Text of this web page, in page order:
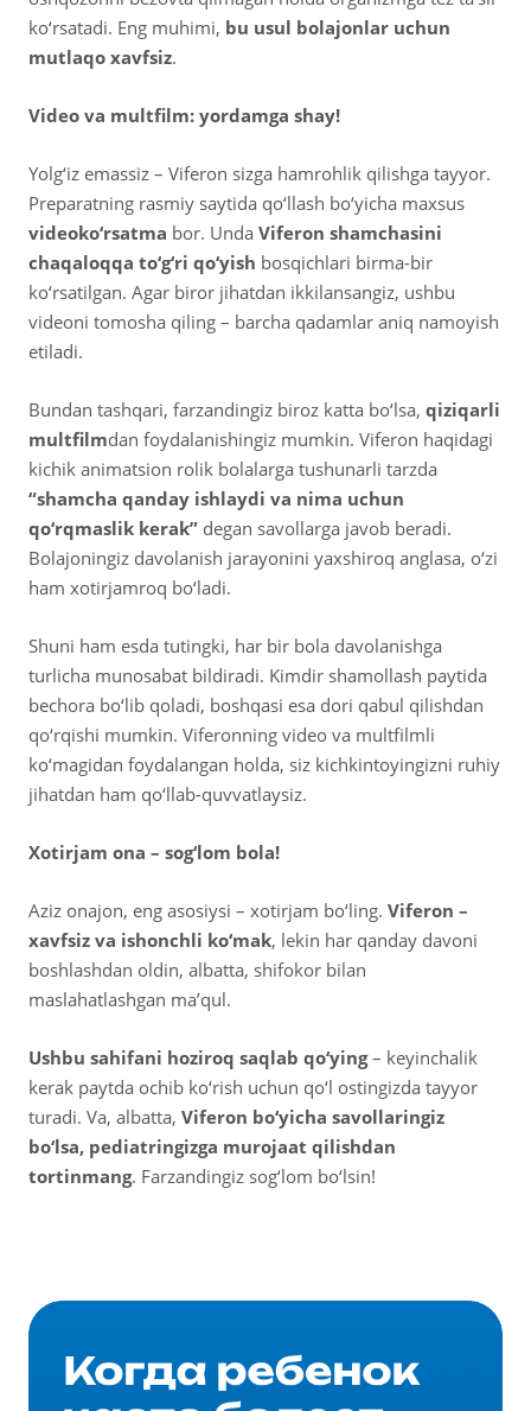
ko‘rsatadi. Eng muhimi, bu usul bolajonlar uchun
mutlaqo xavfsiz.
Video va multfilm: yordamga shay!
Yolg‘iz emassiz – Viferon sizga hamrohlik qilishga tayyor.
Preparatning rasmiy saytida qo‘llash bo‘yicha maxsus
videoko‘rsatma bor. Unda Viferon shamchasini
chaqaloqqa to‘g‘ri qo‘yish bosqichlari birma-bir
ko‘rsatilgan. Agar biror jihatdan ikkilansangiz, ushbu
videoni tomosha qiling – barcha qadamlar aniq namoyish
etiladi.
Bundan tashqari, farzandingiz biroz katta bo‘lsa, qiziqarli
multfilmdan foydalanishingiz mumkin. Viferon haqidagi
kichik animatsion rolik bolalarga tushunarli tarzda
“shamcha qanday ishlaydi va nima uchun
qo‘rqmaslik kerak” degan savollarga javob beradi.
Bolajoningiz davolanish jarayonini yaxshiroq anglasa, o‘zi
ham xotirjamroq bo‘ladi.
Shuni ham esda tutingki, har bir bola davolanishga
turlicha munosabat bildiradi. Kimdir shamollash paytida
bechora bo‘lib qoladi, boshqasi esa dori qabul qilishdan
qo‘rqishi mumkin. Viferonning video va multfilmli
ko‘magidan foydalangan holda, siz kichkintoyingizni ruhiy
jihatdan ham qo‘llab-quvvatlaysiz.
Xotirjam ona – sog‘lom bola!
Aziz onajon, eng asosiysi – xotirjam bo‘ling. Viferon –
xavfsiz va ishonchli ko‘mak, lekin har qanday davoni
boshlashdan oldin, albatta, shifokor bilan
maslahatlashgan ma’qul.
Ushbu sahifani hoziroq saqlab qo‘ying– keyinchalik
kerak paytda ochib ko‘rish uchun qo‘l ostingizda tayyor
turadi. Va, albatta, Viferon bo‘yicha savollaringiz
bo‘lsa, pediatringizga murojaat qilishdan
tortinmang. Farzandingiz sog‘lom bo‘lsin!